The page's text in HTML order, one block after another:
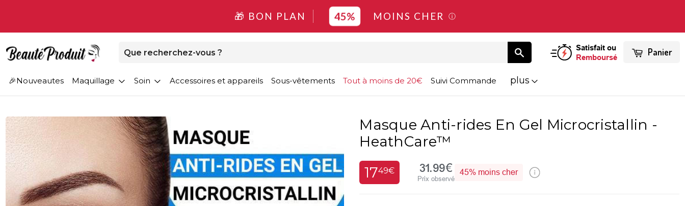
🎁 BON PLAN 45% MOINS CHER ⓘ
Satisfait ou
Remboursé
Panier
Nouveautes Maquillage Soin Accessoires et appareils Sous-vêtements Tout à moins de 20€ Suivi Commande plus
Masque Anti-rides En Gel Microcristallin -
HeathCare™
1749€ 31.99€
Prix observé
45% moins cher